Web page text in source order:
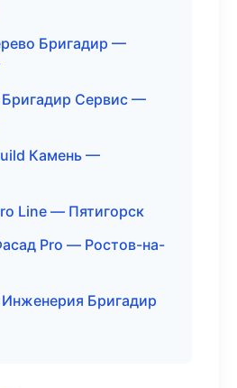
Бригадир —
Сервис —
Камень —
Line — Пятигорск
Pro — Ростов-на-
Бригадир